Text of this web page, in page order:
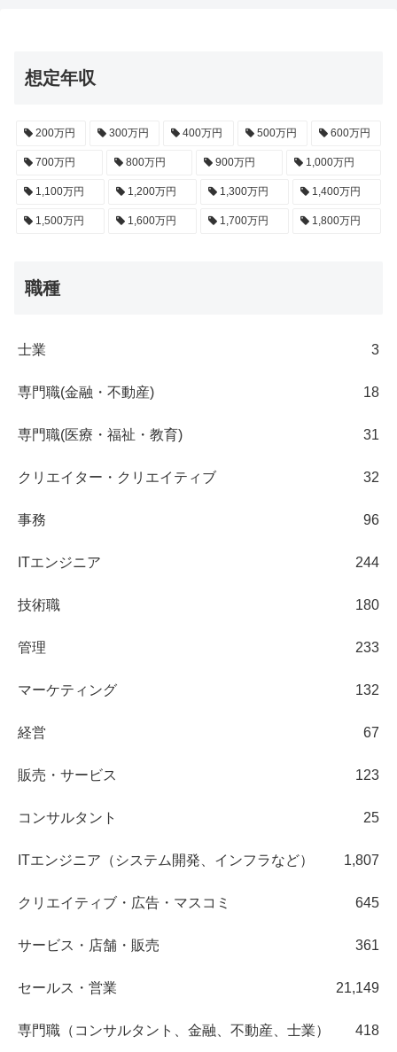
想定年収
200万円 300万円 400万円 500万円 600万円
700万円 800万円 900万円 1,000万円
1,100万円 1,200万円 1,300万円 1,400万円
1,500万円 1,600万円 1,700万円 1,800万円
職種
士業 3
専門職(金融・不動産) 18
専門職(医療・福祉・教育) 31
クリエイター・クリエイティブ 32
事務 96
ITエンジニア 244
技術職 180
管理 233
マーケティング 132
経営 67
販売・サービス 123
コンサルタント 25
ITエンジニア（システム開発、インフラなど） 1,807
クリエイティブ・広告・マスコミ 645
サービス・店舗・販売 361
セールス・営業 21,149
専門職（コンサルタント、金融、不動産、士業） 418